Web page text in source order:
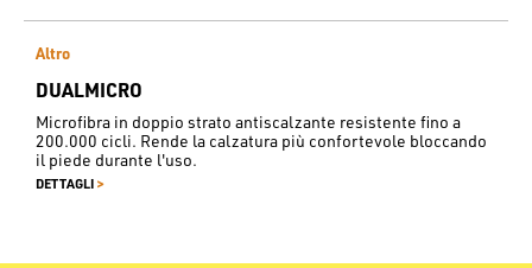
Altro
DUALMICRO
Microfibra in doppio strato antiscalzante resistente fino a
200.000 cicli. Rende la calzatura più confortevole bloccando
il piede durante l'uso.
DETTAGLI >